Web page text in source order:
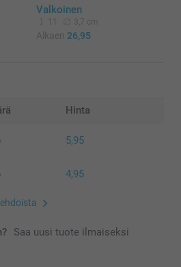
Valkoinen
3,7 cm
Alkaen 26,95
Hinta
5,95
4,95
Saa uusi tuote ilmaiseksi